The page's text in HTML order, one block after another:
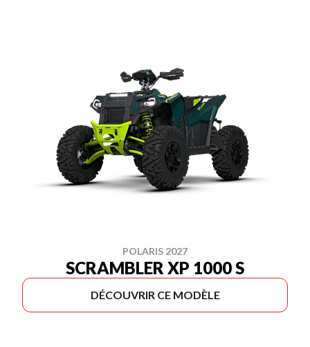
POLARIS 2027
SCRAMBLER XP 1000 S
DÉCOUVRIR CE MODÈLE